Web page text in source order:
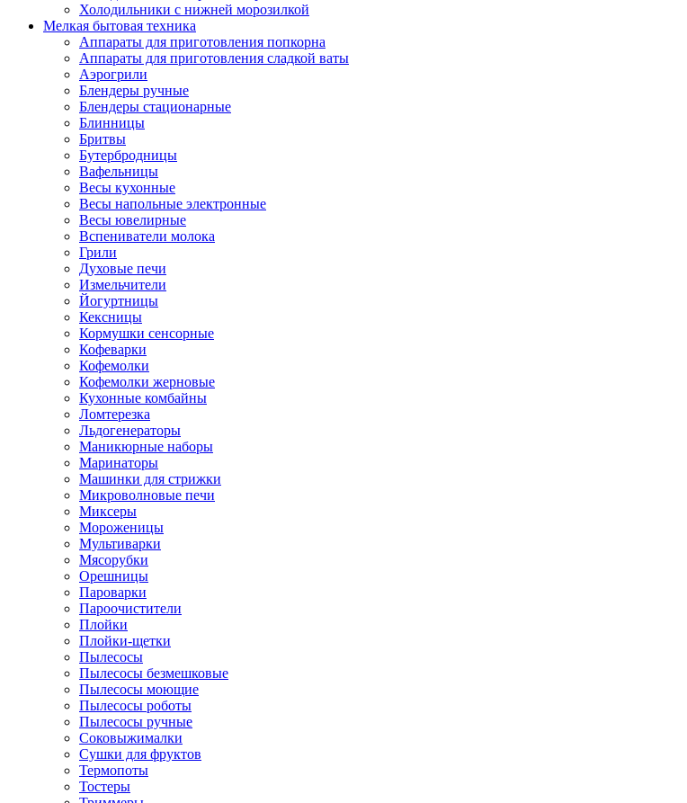
Холодильники с нижней морозилкой
Мелкая бытовая техника
Аппараты для приготовления попкорна
Аппараты для приготовления сладкой ваты
Аэрогрили
Блендеры ручные
Блендеры стационарные
Блинницы
Бритвы
Бутербродницы
Вафельницы
Весы кухонные
Весы напольные электронные
Весы ювелирные
Вспениватели молока
Грили
Духовые печи
Измельчители
Йогуртницы
Кексницы
Кормушки сенсорные
Кофеварки
Кофемолки
Кофемолки жерновые
Кухонные комбайны
Ломтерезка
Льдогенераторы
Маникюрные наборы
Маринаторы
Машинки для стрижки
Микроволновые печи
Миксеры
Мороженицы
Мультиварки
Мясорубки
Орешницы
Пароварки
Пароочистители
Плойки
Плойки-щетки
Пылесосы
Пылесосы безмешковые
Пылесосы моющие
Пылесосы роботы
Пылесосы ручные
Соковыжималки
Сушки для фруктов
Термопоты
Тостеры